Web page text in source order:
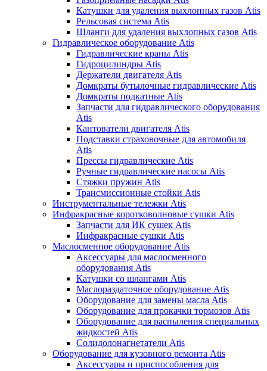
Катушки для удаления выхлопных газов Atis
Рельсовая система Atis
Шланги для удаления выхлопных газов Atis
Гидравлическое оборудование Atis
Гидравлические краны Atis
Гидроцилиндры Atis
Держатели двигателя Atis
Домкраты бутылочные гидравлические Atis
Домкраты подкатные Atis
Запчасти для гидравлического оборудования
Atis
Кантователи двигателя Atis
Подставки страховочные для автомобиля
Atis
Прессы гидравлические Atis
Ручные гидравлические насосы Atis
Стяжки пружин Atis
Трансмиссионные стойки Atis
Инструментальные тележки Atis
Инфракрасные коротковолновые сушки Atis
Запчасти для ИК сушек Atis
Инфракрасные сушки Atis
Маслосменное оборудование Atis
Аксессуары для маслосменного
оборудования Atis
Катушки со шлангами Atis
Маслораздаточное оборудование Atis
Оборудование для замены масла Atis
Оборудование для прокачки тормозов Atis
Оборудование для распыления специальных
жидкостей Atis
Солидолонагнетатели Atis
Оборудование для кузовного ремонта Atis
Аксессуары и приспособления для